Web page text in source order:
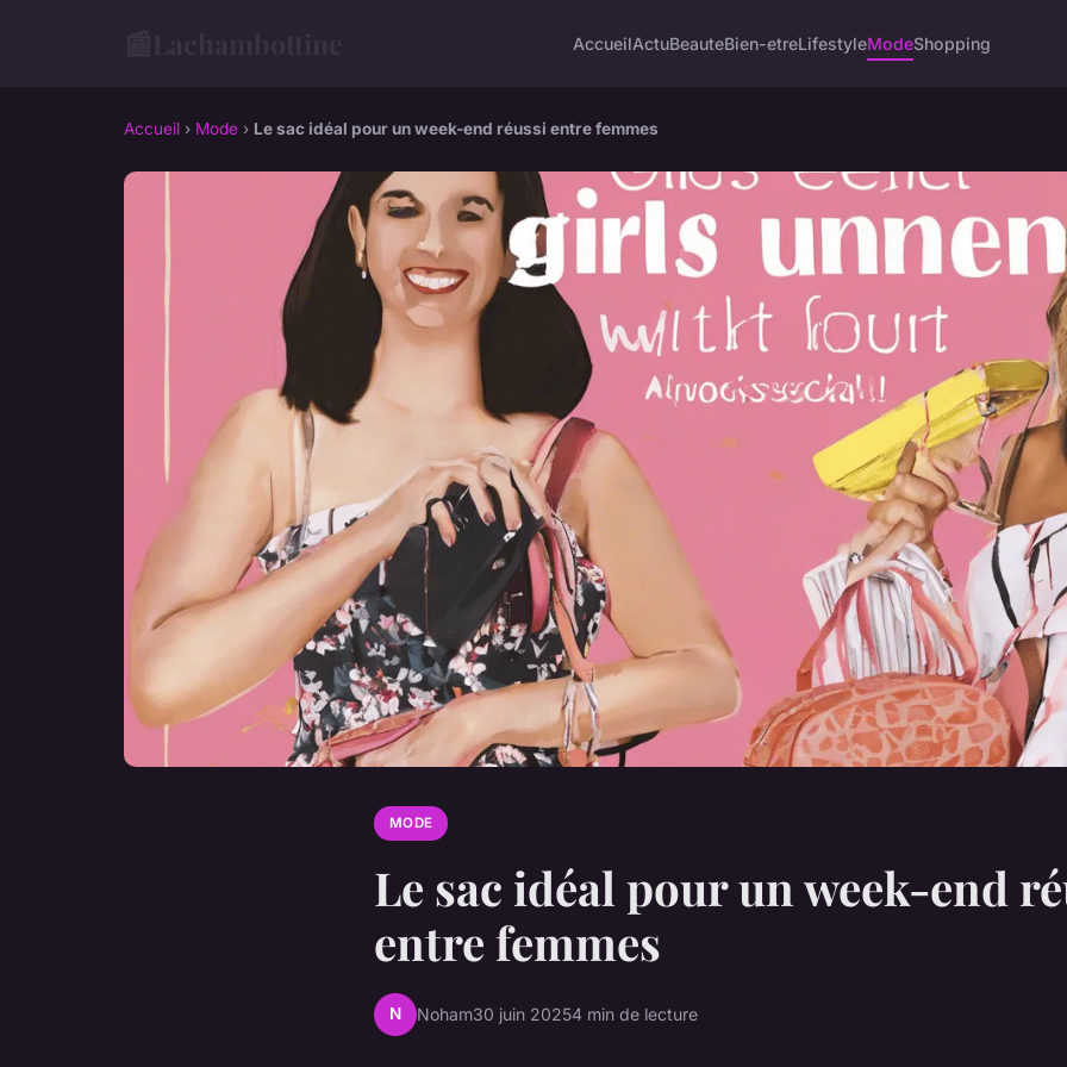
AccueilActuBeauteBien-etreLifestyleModeShopping
Accueil › Mode › Le sac idéal pour un week-end réussi entre femmes
MODE
Le sac idéal pour un week-end
entre femmes
N Noham30 juin 20254 min de lecture